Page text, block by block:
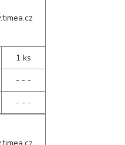
1 ks
- - -
- - -